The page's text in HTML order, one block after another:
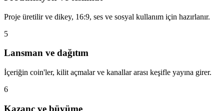
Proje üretilir ve dikey, 16:9, ses ve sosyal kullanım için hazırlanır.
5
Lansman ve dağıtım
İçeriğin coin'ler, kilit açmalar ve kanallar arası keşifle yayına girer.
6
Kazanç ve büyüme